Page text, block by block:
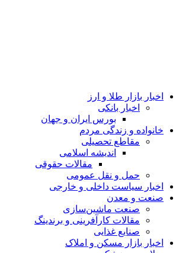
اخبار بازار طلا و ارز
اخبار بانکی
بورس ایران و جهان
خانواده و زندگی مردم
مقاطع تحصیلی
اندیشه اسلامی
مقالات حقوقی
حمل و نقل عمومی
اخبار سیاست داخلی و خارجی
صنعت و معدن
صنعت ماشین‌سازی
مقالات کارآفرینی و برندینگ
صنایع غذایی
اخبار بازار مسکن و املاک